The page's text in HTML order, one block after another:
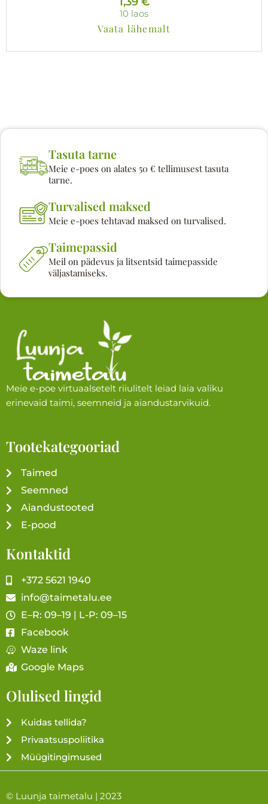
10 laos
Vaata lähemalt
Tasuta tarne
Meie e-poes on alates 50 € tellimusest tasuta
tarne.
Turvalised maksed
Meie e-poes tehtavad maksed on turvalised.
Taimepassid
Meil on pädevus ja litsentsid taimepasside
väljastamiseks.
Meie e-poe virtuaalsetelt riiulitelt leiad laia valiku
erinevaid taimi, seemneid ja aiandustarvikuid.
Tootekategooriad
Taimed
Seemned
Aiandustooted
E-pood
Kontaktid
+372 5621 1940
info@taimetalu.ee
E–R: 09–19 | L-P: 09–15
Facebook
Waze link
Google Maps
Olulised lingid
Kuidas tellida?
Privaatsuspoliitika
Müügitingimused
© Luunja taimetalu | 2023